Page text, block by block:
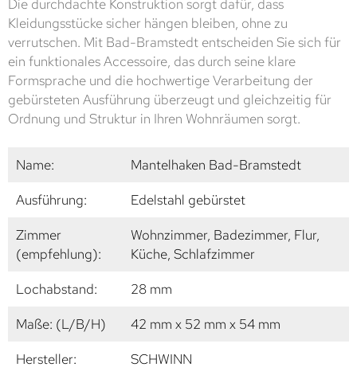
Die durchdachte Konstruktion sorgt dafür, dass
Kleidungsstücke sicher hängen bleiben, ohne zu
verrutschen. Mit Bad-Bramstedt entscheiden Sie sich für
ein funktionales Accessoire, das durch seine klare
Formsprache und die hochwertige Verarbeitung der
gebürsteten Ausführung überzeugt und gleichzeitig für
Ordnung und Struktur in Ihren Wohnräumen sorgt.
Name:
Mantelhaken Bad-Bramstedt
Ausführung:
Edelstahl gebürstet
Zimmer
(empfehlung):
Wohnzimmer, Badezimmer, Flur,
Küche, Schlafzimmer
Lochabstand:
28 mm
Maße: (L/B/H)
42 mm x 52 mm x 54 mm
Hersteller:
SCHWINN